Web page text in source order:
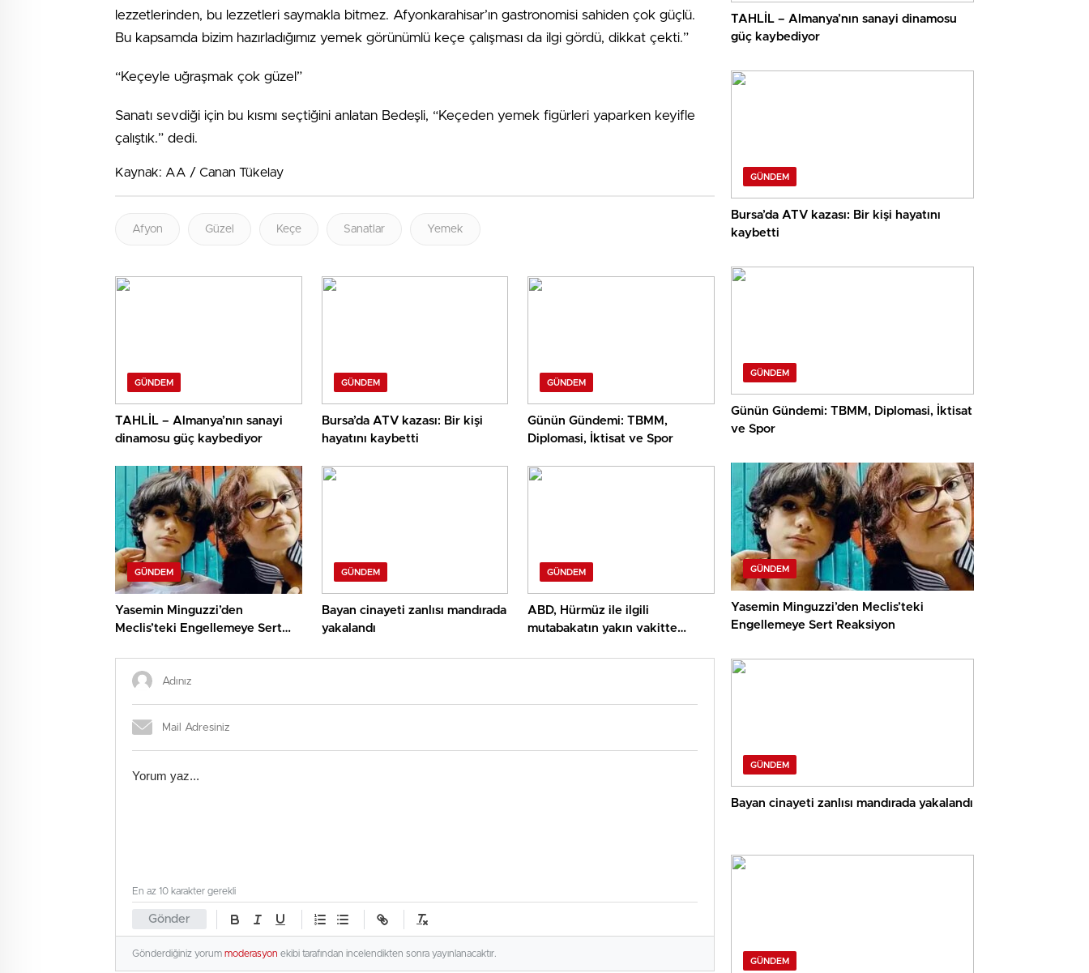
lezzetlerinden, bu lezzetleri saymakla bitmez. Afyonkarahisar’ın gastronomisi sahiden çok güçlü.
Bu kapsamda bizim hazırladığımız yemek görünümlü keçe çalışması da ilgi gördü, dikkat çekti.”
“Keçeyle uğraşmak çok güzel”
Sanatı sevdiği için bu kısmı seçtiğini anlatan Bedeşli, “Keçeden yemek figürleri yaparken keyifle
çalıştık.” dedi.
Kaynak: AA / Canan Tükelay
Afyon Güzel Keçe Sanatlar Yemek
GÜNDEM
TAHLİL – Almanya’nın sanayi
dinamosu güç kaybediyor
GÜNDEM
Bursa’da ATV kazası: Bir kişi
hayatını kaybetti
GÜNDEM
Günün Gündemi: TBMM,
Diplomasi, İktisat ve Spor
GÜNDEM
Yasemin Minguzzi’den
Meclis’teki Engellemeye Sert
GÜNDEM
Bayan cinayeti zanlısı mandırada
yakalandı
GÜNDEM
ABD, Hürmüz ile ilgili
mutabakatın yakın vakitte
Gönder
En az 10 karakter gerekli
Gönderdiğiniz yorum moderasyon ekibi tarafından incelendikten sonra yayınlanacaktır.
TAHLİL – Almanya’nın sanayi dinamosu
güç kaybediyor
GÜNDEM
Bursa’da ATV kazası: Bir kişi hayatını
kaybetti
GÜNDEM
Günün Gündemi: TBMM, Diplomasi, İktisat
ve Spor
GÜNDEM
Yasemin Minguzzi’den Meclis’teki
Engellemeye Sert Reaksiyon
GÜNDEM
Bayan cinayeti zanlısı mandırada yakalandı
GÜNDEM